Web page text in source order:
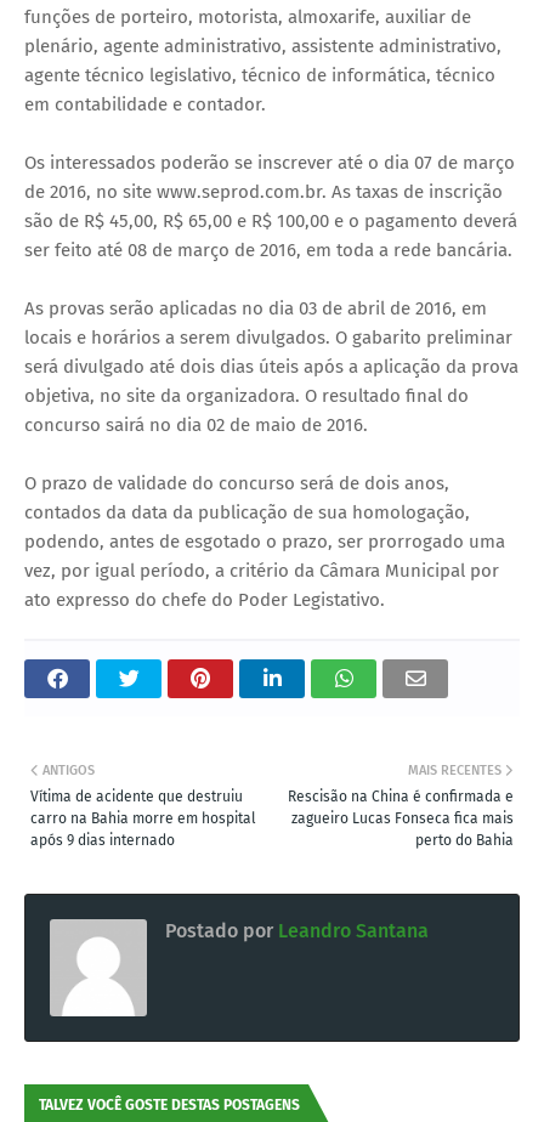
funções de porteiro, motorista, almoxarife, auxiliar de
plenário, agente administrativo, assistente administrativo,
agente técnico legislativo, técnico de informática, técnico
em contabilidade e contador.
Os interessados poderão se inscrever até o dia 07 de março
de 2016, no site www.seprod.com.br. As taxas de inscrição
são de R$ 45,00, R$ 65,00 e R$ 100,00 e o pagamento deverá
ser feito até 08 de março de 2016, em toda a rede bancária.
As provas serão aplicadas no dia 03 de abril de 2016, em
locais e horários a serem divulgados. O gabarito preliminar
será divulgado até dois dias úteis após a aplicação da prova
objetiva, no site da organizadora. O resultado final do
concurso sairá no dia 02 de maio de 2016.
O prazo de validade do concurso será de dois anos,
contados da data da publicação de sua homologação,
podendo, antes de esgotado o prazo, ser prorrogado uma
vez, por igual período, a critério da Câmara Municipal por
ato expresso do chefe do Poder Legistativo.
MAIS RECENTES
Rescisão na China é confirmada e
zagueiro Lucas Fonseca fica mais
perto do Bahia
ANTIGOS
Vítima de acidente que destruiu
carro na Bahia morre em hospital
após 9 dias internado
Postado por Leandro Santana
TALVEZ VOCÊ GOSTE DESTAS POSTAGENS